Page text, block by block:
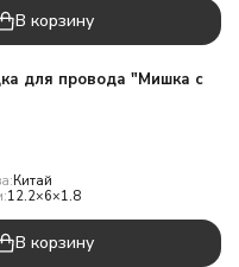
В корзину
для провода "Мишка с
Китай
12.2×6×1.8
В корзину